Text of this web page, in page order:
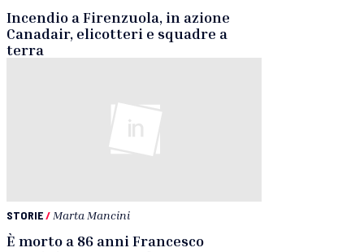
Incendio a Firenzuola, in azione
Canadair, elicotteri e squadre a
terra
STORIE/ Marta Mancini
È morto a 86 anni Francesco